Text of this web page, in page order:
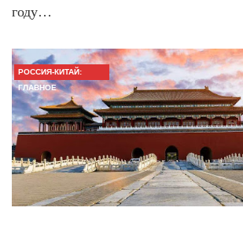
году…
РОССИЯ-КИТАЙ:
ГЛАВНОЕ